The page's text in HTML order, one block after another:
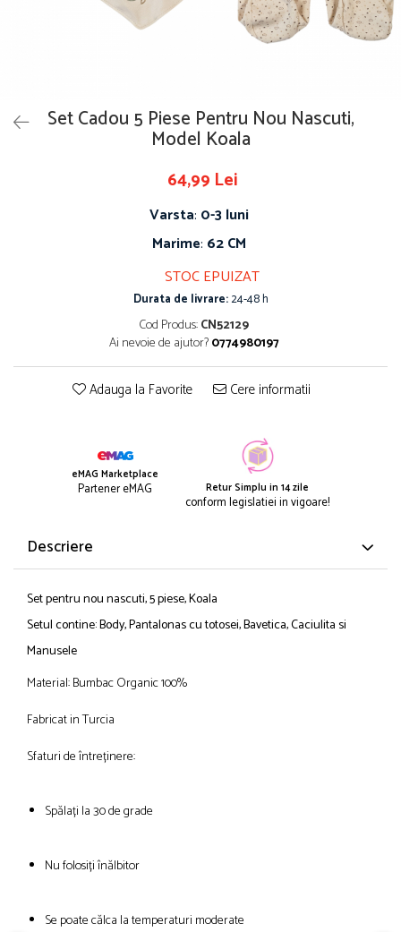
Set Cadou 5 Piese Pentru Nou Nascuti,
Model Koala
64,99 Lei
Varsta: 0-3 luni
Marime: 62 CM
STOC EPUIZAT
Durata de livrare:24-48 h
Cod Produs:CN52129
Ai nevoie de ajutor?0774980197
Adauga la Favorite Cere informatii
eMAG Marketplace
Partener eMAG Retur Simplu in 14 zile
conform legislatiei in vigoare!
Descriere
Set pentru nou nascuti, 5 piese, Koala
Setul contine: Body, Pantalonas cu totosei, Bavetica, Caciulita si
Manusele
Material: Bumbac Organic 100%
Fabricat in Turcia
Sfaturi de întreținere:
Spălați la 30 de grade
Nu folosiți înălbitor
Se poate călca la temperaturi moderate